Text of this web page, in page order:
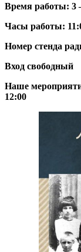
Время работы: 3
Часы работы:
Номер стенда
Вход свободный
Наше
12:00